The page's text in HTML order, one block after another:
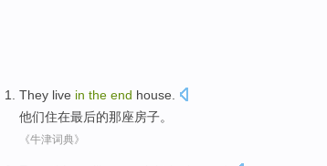
They live in the end house
他们住在最后的那座房子。
《牛津词典》